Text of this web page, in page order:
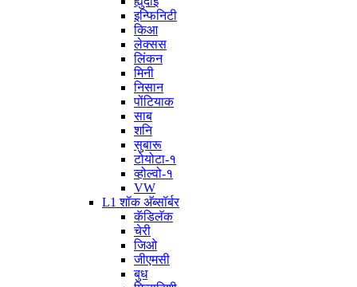
इन्फिनिटी
किआ
लेक्सस
लिंकन
मिनी
निसान
पोंटियाक
साब
शनि
सुबारू
टोयोटा-१
व्होल्वो-१
VW
L1 शॉक अ‍ॅब्सॉर्बर
कॅडिलॅक
चेरी
जिओ
जीएमसी
बुध